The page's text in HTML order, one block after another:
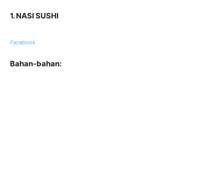
1. NASI SUSHI
Facebook
Bahan-bahan: